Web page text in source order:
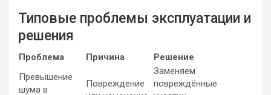
Типовые проблемы эксплуатации и
решения
Проблема Причина
Решение
Превышение
шума в
Повреждение
Заменяем
повреждённые